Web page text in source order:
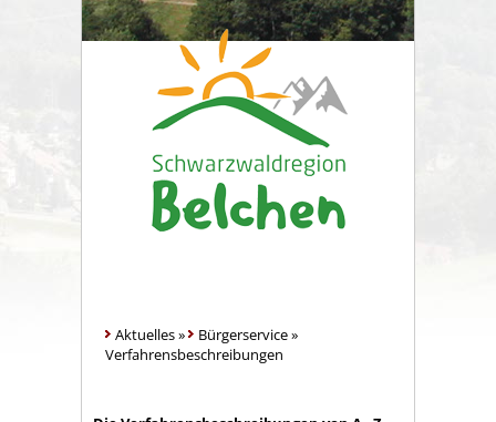
Aktuelles» Bürgerservice»
Verfahrensbeschreibungen